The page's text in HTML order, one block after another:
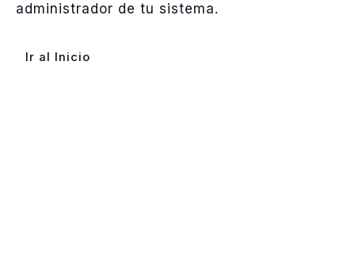
administrador de tu sistema.
Ir al Inicio